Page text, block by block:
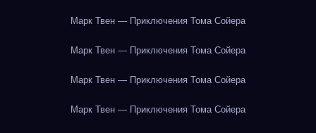
Марк Твен — Приключения Тома Сойера
Марк Твен — Приключения Тома Сойера
Марк Твен — Приключения Тома Сойера
Марк Твен — Приключения Тома Сойера